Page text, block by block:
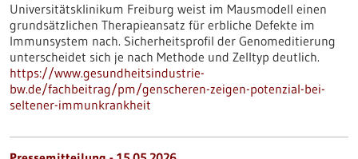
Universitätsklinikum Freiburg weist im Mausmodell einen
grundsätzlichen Therapieansatz für erbliche Defekte im
Immunsystem nach. Sicherheitsprofil der Genomeditierung
unterscheidet sich je nach Methode und Zelltyp deutlich.
https://www.gesundheitsindustrie-
bw.de/fachbeitrag/pm/genscheren-zeigen-potenzial-bei-
seltener-immunkrankheit